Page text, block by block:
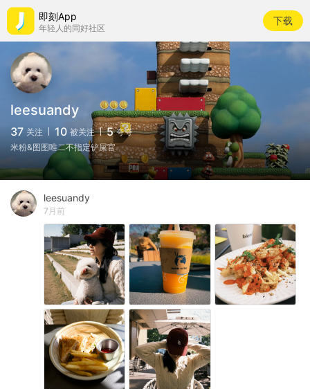
即刻App
年轻人的同好社区
下载
leesuandy
37 关注 10 被关注 5 夸夸
米粉&图图唯二不指定铲屎官
leesuandy
7月前